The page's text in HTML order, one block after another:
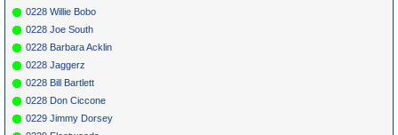
0228 Willie Bobo
0228 Joe South
0228 Barbara Acklin
0228 Jaggerz
0228 Bill Bartlett
0228 Don Ciccone
0229 Jimmy Dorsey